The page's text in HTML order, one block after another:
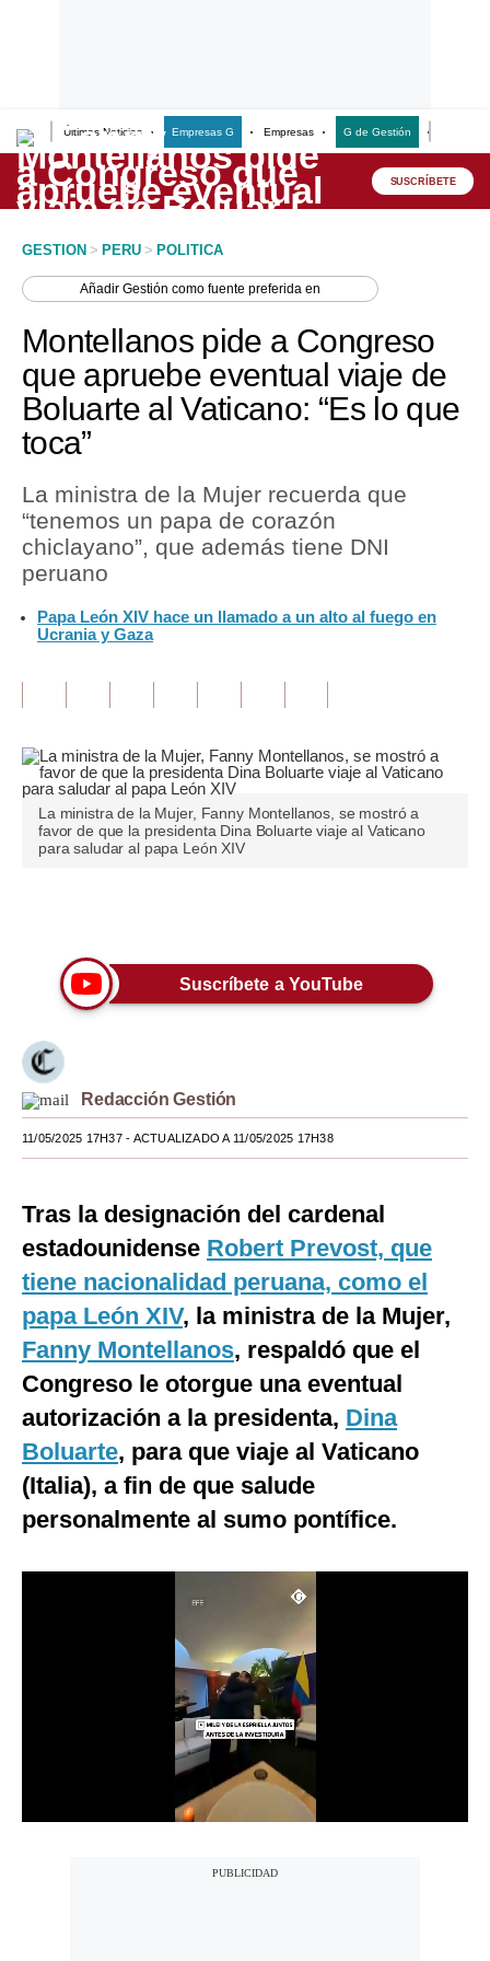
Últimas Noticias Empresas G Empresas G de Gestión
Lo último
Peru Quiosco
Economía
Mercados
Perú
Política
Tu Dinero
Finanzas Personales
Inmobiliarias
Opinión
Editorial
Pregunta de hoy
Blogs
Viajes
Moda
Estilos
Mundo
EEUU
Internacional
Tecnología
Club del Suscriptor
G de Gestión
Notas Contratadas
Podcast
Somos?
SUSCRÍBETE
GESTION > PERU > POLITICA
AñadirGestión como fuente preferida en
Montellanos pide a Congreso
que apruebe eventual viaje de
Boluarte al Vaticano: “Es lo que
toca”
La ministra de la Mujer recuerda que
“tenemos un papa de corazón
chiclayano”, que además tiene DNI
peruano
Papa León XIV hace un llamado a un alto al fuego en
Ucrania y Gaza
La ministra de la Mujer, Fanny Montellanos, se mostró a
favor de que la presidenta Dina Boluarte viaje al Vaticano
para saludar al papa León XIV
Suscríbete a YouTube
Redacción Gestión
11/05/2025 17H37- ACTUALIZADO A 11/05/2025 17H38
Tras la designación del cardenal
estadounidense Robert Prevost, que
tiene nacionalidad peruana, como el
papa León XIV, la ministra de la Mujer,
Fanny Montellanos, respaldó que el
Congreso le otorgue una eventual
autorización a la presidenta, Dina
Boluarte, para que viaje al Vaticano
(Italia), a fin de que salude
personalmente al sumo pontífice.